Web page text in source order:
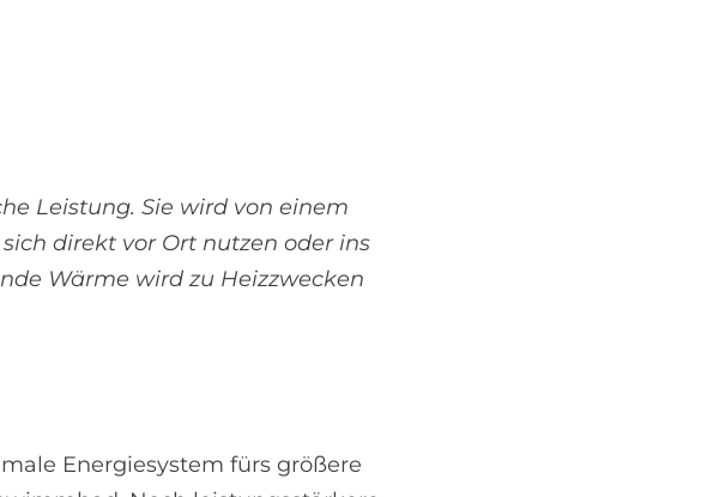
Leistung. Sie wird von einem
direkt vor Ort nutzen oder ins
Wärme wird zu Heizzwecken
Energiesystem fürs größere